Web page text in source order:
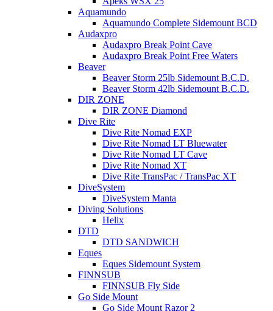
Aquamundo
Aquamundo Complete Sidemount BCD
Audaxpro
Audaxpro Break Point Cave
Audaxpro Break Point Free Waters
Beaver
Beaver Storm 25lb Sidemount B.C.D.
Beaver Storm 42lb Sidemount B.C.D.
DIR ZONE
DIR ZONE Diamond
Dive Rite
Dive Rite Nomad EXP
Dive Rite Nomad LT Bluewater
Dive Rite Nomad LT Cave
Dive Rite Nomad XT
Dive Rite TransPac / TransPac XT
DiveSystem
DiveSystem Manta
Diving Solutions
Helix
DTD
DTD SANDWICH
Eques
Eques Sidemount System
FINNSUB
FINNSUB Fly Side
Go Side Mount
Go Side Mount Razor 2